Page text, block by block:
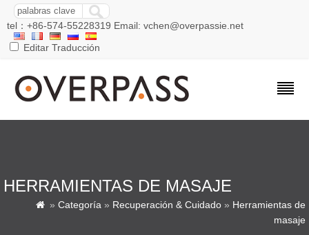
tel：+86-574-55228319 Email: vchen@overpassie.net
Editar Traducción
HERRAMIENTAS DE MASAJE
 » Categoría » Recuperación & Cuidado » Herramientas de
masaje